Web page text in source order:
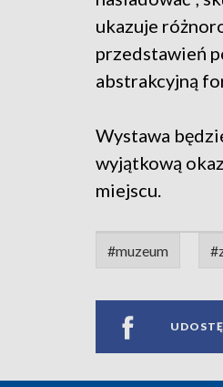
ukazuje
przedstawień
abstrakcyjną
Wystawa
wyjątkową
miejscu.
#muzeum